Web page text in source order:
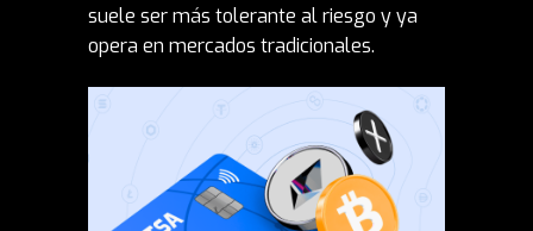
suele ser más tolerante al riesgo y ya
opera en mercados tradicionales.